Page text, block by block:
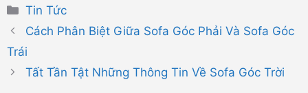
Danh
mục
Tin Tức
Cách Phân Biệt Giữa Sofa Góc Phải Và Sofa Góc
Trái
Tất Tần Tật Những Thông Tin Về Sofa Góc Trời